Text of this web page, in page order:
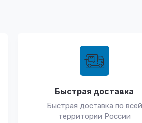
Быстрая доставка
Быстрая доставка по всей
территории России